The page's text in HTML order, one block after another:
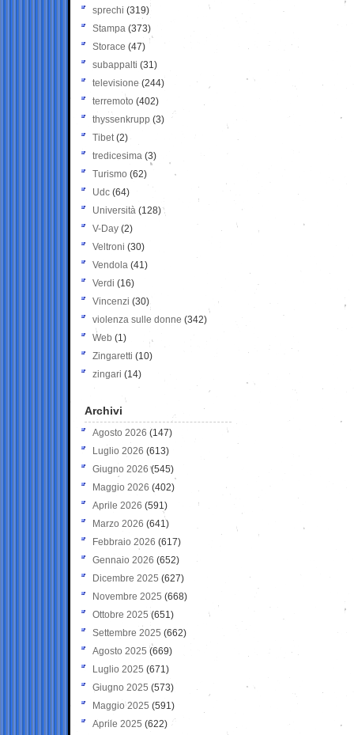
sprechi (319)
Stampa (373)
Storace (47)
subappalti (31)
televisione(244)
terremoto (402)
thyssenkrupp (3)
Tibet(2)
tredicesima (3)
Turismo (62)
Udc (64)
Università (128)
V-Day (2)
Veltroni (30)
Vendola (41)
Verdi (16)
Vincenzi (30)
violenza sulle donne (342)
Web (1)
Zingaretti (10)
zingari (14)
Archivi
Agosto 2026 (147)
Luglio 2026 (613)
Giugno 2026 (545)
Maggio 2026 (402)
Aprile 2026 (591)
Marzo 2026 (641)
Febbraio 2026 (617)
Gennaio 2026 (652)
Dicembre 2025 (627)
Novembre 2025 (668)
Ottobre 2025 (651)
Settembre 2025 (662)
Agosto 2025 (669)
Luglio 2025 (671)
Giugno 2025 (573)
Maggio 2025 (591)
Aprile 2025 (622)